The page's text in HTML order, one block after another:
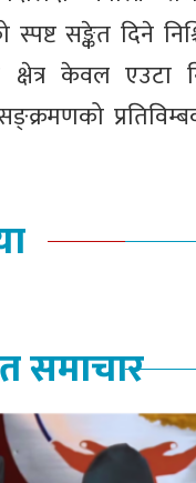
स्पष्ट सङ्केत दिने
केवल एउटा
समाचार